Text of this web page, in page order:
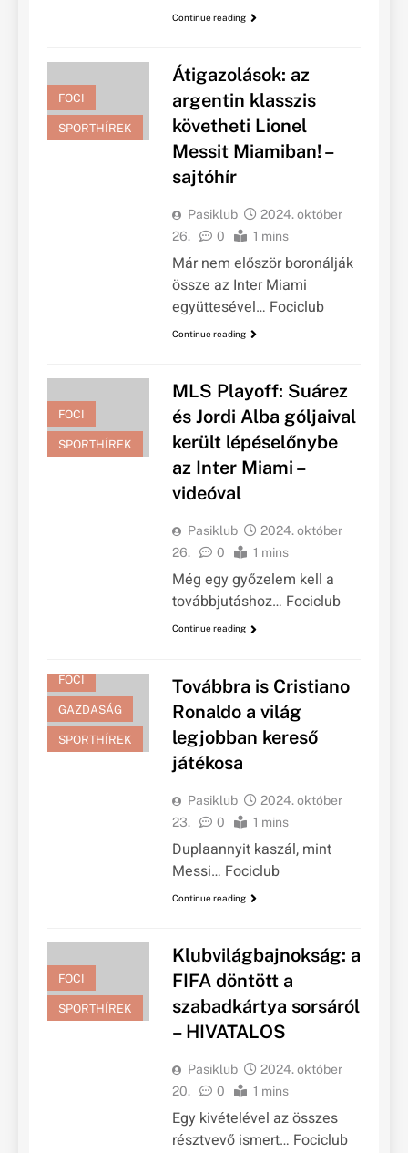
Continue reading
FOCI
SPORTHÍREK
Átigazolások: az
argentin klasszis
követheti Lionel
Messit Miamiban! –
sajtóhír
Pasiklub
2024. október
26.
0 1 mins
Már nem először boronálják
össze az Inter Miami
együttesével… Fociclub
Continue reading
FOCI
SPORTHÍREK
MLS Playoff: Suárez
és Jordi Alba góljaival
került lépéselőnybe
az Inter Miami –
videóval
Pasiklub
2024. október
26.
0 1 mins
Még egy győzelem kell a
továbbjutáshoz… Fociclub
Continue reading
FOCI
GAZDASÁG
SPORTHÍREK
Továbbra is Cristiano
Ronaldo a világ
legjobban kereső
játékosa
Pasiklub
2024. október
23.
0 1 mins
Duplaannyit kaszál, mint
Messi… Fociclub
Continue reading
FOCI
SPORTHÍREK
Klubvilágbajnokság: a
FIFA döntött a
szabadkártya sorsáról
– HIVATALOS
Pasiklub
2024. október
20.
0 1 mins
Egy kivételével az összes
résztvevő ismert… Fociclub